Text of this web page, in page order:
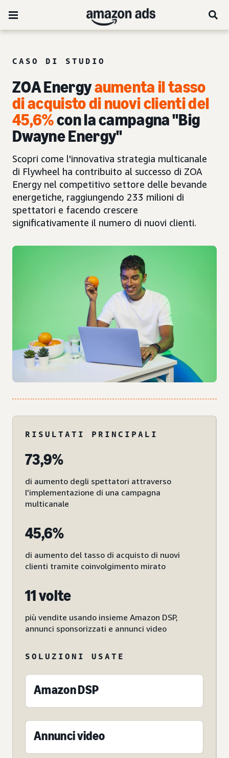
CASO DI STUDIO
ZOA Energyaumenta il tasso
di acquisto di nuovi clientidel
45,6%con la campagna "Big
Dwayne Energy"
Scopri come l'innovativa strategia multicanale
di Flywheel ha contribuito al successo di ZOA
Energy nel competitivo settore delle bevande
energetiche, raggiungendo 233 milioni di
spettatori e facendo crescere
significativamente il numero di nuovi clienti.
RISULTATI PRINCIPALI
73,9%
di aumento degli spettatori attraverso
l'implementazione di una campagna
multicanale
45,6%
di aumento del tasso di acquisto di nuovi
clienti tramite coinvolgimento mirato
11 volte
più vendite usando insieme Amazon DSP,
annunci sponsorizzati e annunci video
SOLUZIONI USATE
Amazon DSP
Annunci video